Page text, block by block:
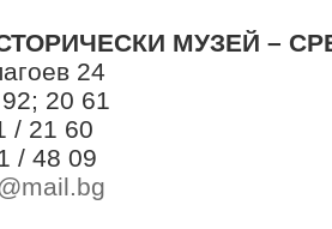
МУЗЕЙ –
24
20 61
/ 21 60
/ 48 09